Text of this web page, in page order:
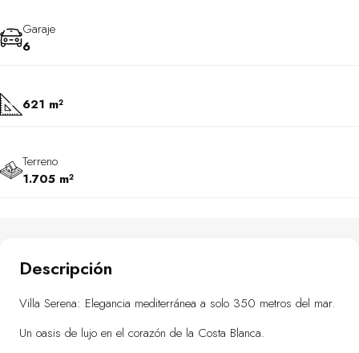
Garaje
6
621 m²
Terreno
1.705 m²
Descripción
Villa Serena: Elegancia mediterránea a solo 350 metros del mar.
Un oasis de lujo en el corazón de la Costa Blanca.